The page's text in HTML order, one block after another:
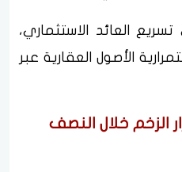
العائد الاستثماري،
الأصول العقارية عبر
الزخم خلال النصف